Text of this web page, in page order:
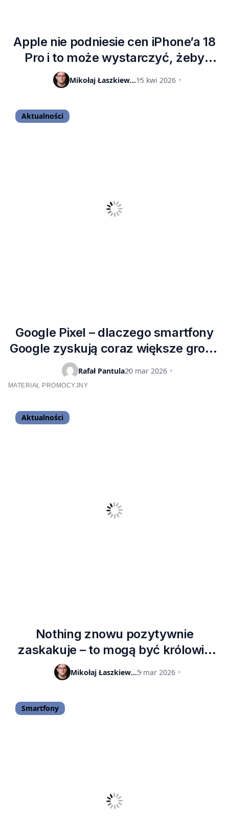
Apple nie podniesie cen iPhone’a 18
Pro i to może wystarczyć, żeby
wygryźć konkurencję
Mikołaj Łaszkiewicz15 kwi 2026
Aktualności
Google Pixel – dlaczego smartfony
Google zyskują coraz większe grono
fanów?
Rafał Pantula20 mar 2026
MATERIAŁ PROMOCYJNY
Aktualności
Nothing znowu pozytywnie
zaskakuje – to mogą być królowie
średniej półki. Nothing Phone (4a)
Pro oraz Phone (4a) oficjalnie
Mikołaj Łaszkiewicz5 mar 2026
Smartfony